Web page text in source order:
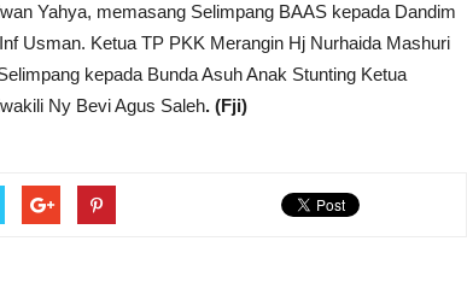
Yahya, memasang Selimpang BAAS kepada Dandim
Usman. Ketua TP PKK Merangin Hj Nurhaida Mashuri
kepada Bunda Asuh Anak Stunting Ketua
Ny Bevi Agus Saleh. (Fji)